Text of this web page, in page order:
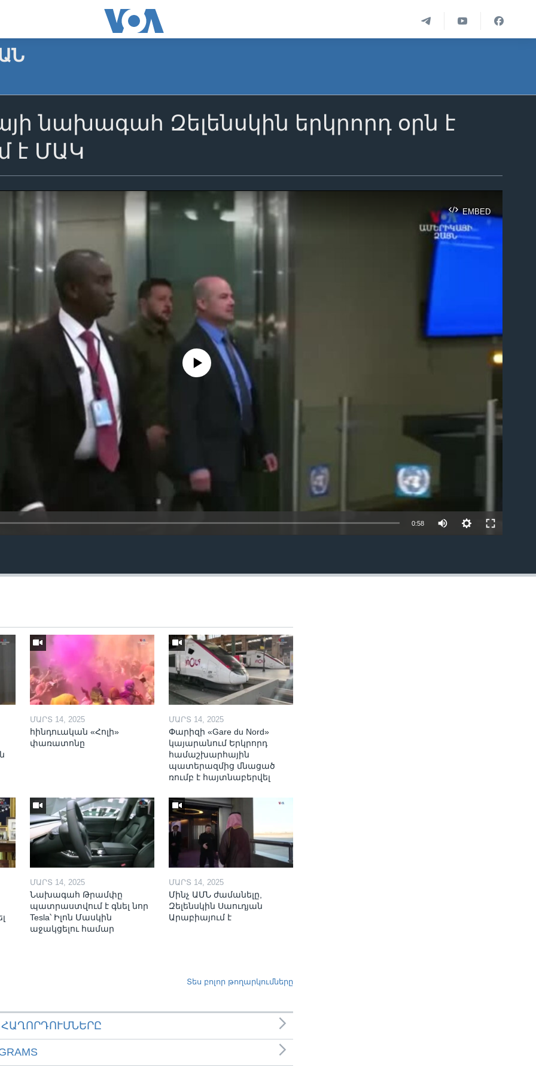
նախագահ Զելենսկին երկրորդ օրն է
է ՄԱԿ
EMBED
No media source currently available
0:58
ՄԱՐՏ 14, 2025
հինդուական «Հոլի»
փառատոնը
ՄԱՐՏ 14, 2025
Փարիզի «Gare du Nord»
կայարանում Երկրորդ
համաշխարհային
պատերազմից մնացած
ռումբ է հայտնաբերվել
ՄԱՐՏ 14, 2025
Նախագահ Թրամփը
պատրաստվում է գնել նոր
Tesla՝ Իլոն Մասկին
աջակցելու համար
ՄԱՐՏ 14, 2025
Մինչ ԱՄՆ ժամանելը,
Զելենսկին Սաուդյան
Արաբիայում է
Տես բոլոր թողարկումները